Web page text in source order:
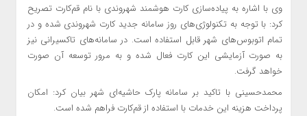
وی با اشاره به پیاده‌سازی کارت هوشمند شهروندی با نام قم‌کارت تصریح
کرد: با توجه به تکنولوژی‌های روز سامانه جدید کارت شهروندی شده و در
تمام اتوبوس‌های شهر قابل استفاده است. در سامانه‌های تاکسیرانی نیز
به صورت آزمایشی این کارت فعال شده و به مرور توسعه آن صورت
خواهد گرفت.
محمدحسینی با تاکید بر سامانه پارک حاشیه‌ای شهر بیان کرد: امکان
پرداخت هزینه این خدمات با استفاده از قم‌کارت فراهم شده است.